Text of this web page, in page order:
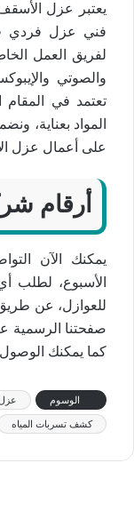
يعتبر عزل
فني عزل فردي
لفريق العمل
والصوتي
تعتمد في المقام
المواد بعناية،
على أعمال عزل
أرقام
يمكنك الآن
الأسبوع، لطلب
للعوازل، عن
كما يمكنك
الوسوم
كشف تسربات المياه